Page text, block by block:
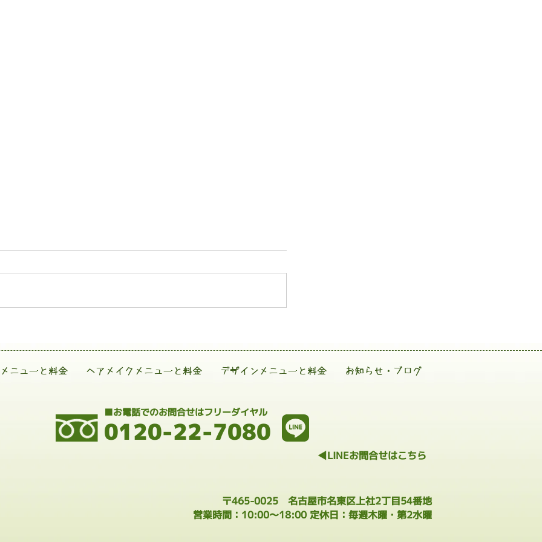
ニューと料金 ヘアメイクメニューと料金 デザインメニューと料金 お知らせ・ブログ
0120-22-7080
■お電話でのお問合せはフリーダイヤル
◀LINEお問合せはこちら
〒465-0025 名古屋市名東区上社2丁目54番地
営業時間：10:00～18:00 定休日：毎週木曜・第2水曜